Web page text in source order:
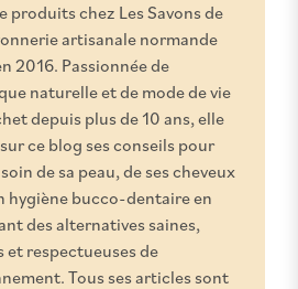
produits chez Les Savons de
artisanale normande
2016. Passionnée de
naturelle et de mode de vie
depuis plus de 10 ans, elle
ce blog ses conseils pour
de sa peau, de ses cheveux
hygiène bucco-dentaire en
des alternatives saines,
et respectueuses de
Tous ses articles sont